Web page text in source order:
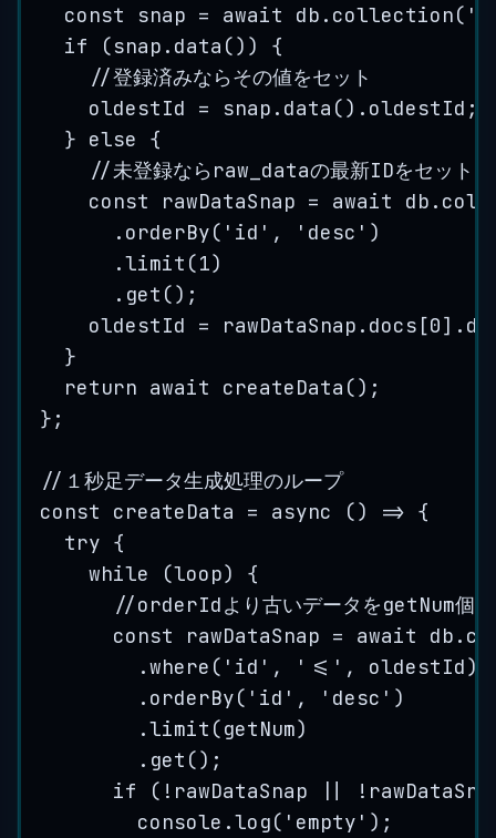
const
snap = await db . collection( '
if
(snap . data ())
{
//登録済みならその値をセット
oldestId
= snap . data () . oldestId ;
} else
{
//未登録ならraw_dataの最新IDをセット
const
rawDataSnap = await db .
. orderBy( ' id ' , ' desc ' )
.limit (1)
. get () ;
oldestId
= rawDataSnap . docs [0] .
}
return await createData () ;
} ;
//１秒足データ生成処理のループ
const
createData = async () => {
try {
while
(loop)
{
//orderIdより古いデータをgetNum個取
const
rawDataSnap = await db .
.where ( ' id ' , ' <= ' , oldestId)
. orderBy( ' id ' , ' desc ' )
.limit (getNum)
. get () ;
if
( ! rawDataSnap !
console .log( ' empty ' ) ;